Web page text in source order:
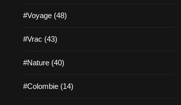
#Voyage (48)
#Vrac (43)
#Nature (40)
#Colombie (14)